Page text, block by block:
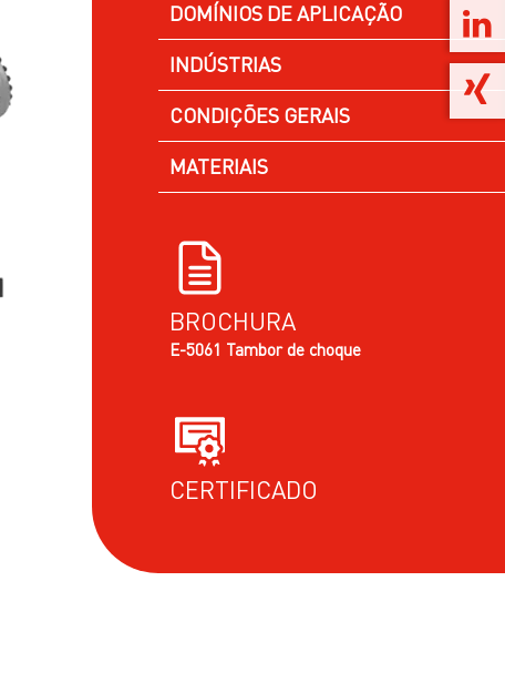
DOMÍNIOS DE APLICAÇÃO
INDÚSTRIAS
CONDIÇÕES GERAIS
MATERIAIS
BROCHURA
E-5061 Tambor de choque
CERTIFICADO